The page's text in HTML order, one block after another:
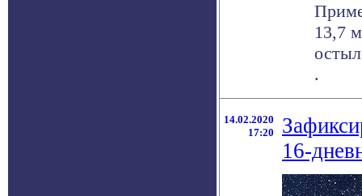
13,7
.
14.02.2020
17:20
16-